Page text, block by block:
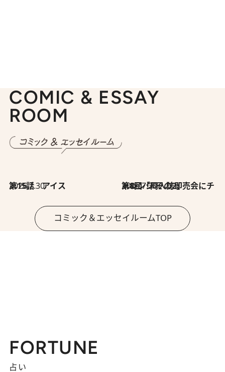
COMIC & ESSAY
ROOM
2026.7.30
第15話 アイス 2026.7.30
第8回「同人誌即売会にチャレンジ その2」
コミック＆エッセイルームTOP
FORTUNE
占い